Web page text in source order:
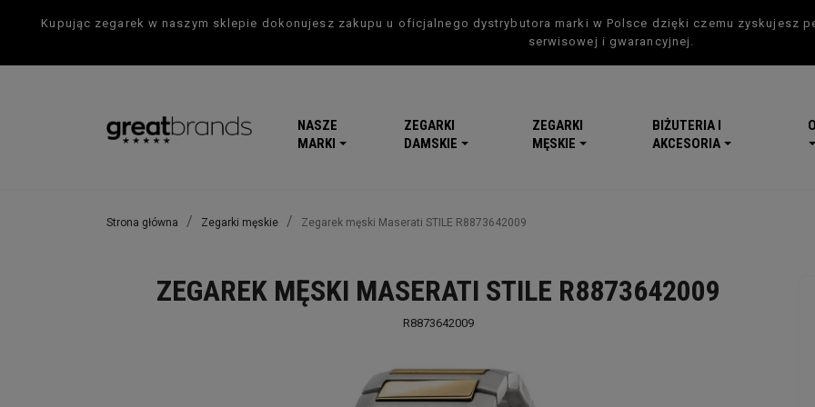
Kupując zegarek w naszym sklepie dokonujesz zakupu u oficjalnego dystrybutora marki w Polsce dzięki czemu zyskujesz
serwisowej i gwarancyjnej.
NASZE
MARKI
ZEGARKI
DAMSKIE
ZEGARKI
MĘSKIE
BIŻUTERIA I
AKCESORIA
Strona główna Zegarki męskie Zegarek męski Maserati STILE R8873642009
ZEGAREK MĘSKI MASERATI STILE R8873642009
R8873642009